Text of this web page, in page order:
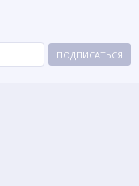
ПОДПИСАТЬСЯ